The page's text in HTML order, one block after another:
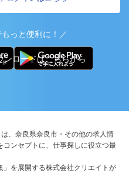
っと便利に！／
ンロードはこちらから
、奈良県奈良市・その他の求人情
ンセプトに、仕事探しに役立つ最
を展開する株式会社クリエイトが